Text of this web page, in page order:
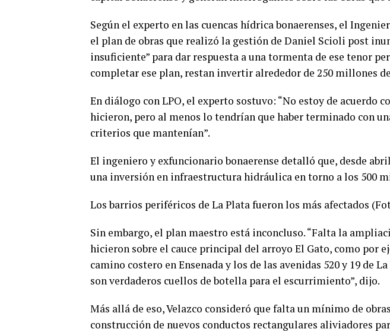
Según el experto en las cuencas hídrica bonaerenses, el
el plan de obras que realizó la gestión de Daniel Scioli post
insuficiente” para dar respuesta a una tormenta de ese tenor
completar ese plan, restan invertir alrededor de 250 millones
En diálogo con LPO, el experto sostuvo: “No estoy de acuerdo
hicieron, pero al menos lo tendrían que haber terminado con
criterios que mantenían”.
El ingeniero y exfuncionario bonaerense detalló que, desde
una inversión en infraestructura hidráulica en torno a los 500
Los barrios periféricos de La Plata fueron los más afectados
Sin embargo, el plan maestro está inconcluso. “Falta la
hicieron sobre el cauce principal del arroyo El Gato, como por
camino costero en Ensenada y los de las avenidas 520 y 19 de
son verdaderos cuellos de botella para el escurrimiento”, dijo.
Más allá de eso, Velazco consideró que falta un mínimo de
construcción de nuevos conductos rectangulares aliviadores